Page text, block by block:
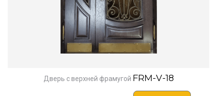
Дверь с верхней фрамугой FRM-V-18